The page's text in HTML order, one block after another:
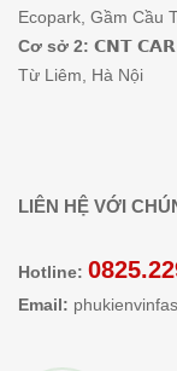
Ecopark, Gầm Cầu
Cơ sở 2: 𝗖𝗡𝗧 𝗖𝗔𝗥
Từ Liêm, Hà Nội
LIÊN HỆ VỚI
Hotline:
Email: